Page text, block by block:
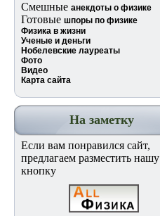
Смешные анекдоты о физике
Готовые шпоры по физике
Физика в жизни
Ученые и деньги
Нобелевские лауреаты
Фото
Видео
Карта сайта
На заметку
Если вам понравился сайт,
предлагаем разместить нашу
кнопку